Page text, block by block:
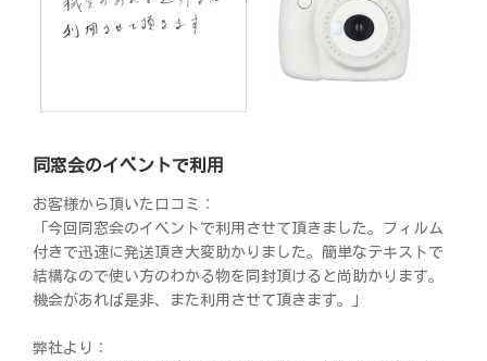
同窓会のイベントで利用
お客様から頂いた口コミ：
「今回同窓会のイベントで利用させて頂きました。フィルム
付きで迅速に発送頂き大変助かりました。簡単なテキストで
結構なので使い方のわかる物を同封頂けると尚助かります。
機会があれば是非、また利用させて頂きます。」
弊社より：